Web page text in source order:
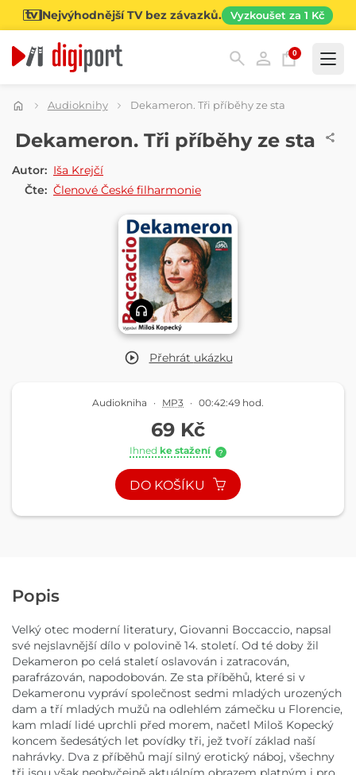
Nejvýhodnější TV bez závazků. Vyzkoušet za 1 Kč
0
Kategorie
Audioknihy Dekameron. Tři příběhy ze sta
Přehrát ukázku
AUDIOKNIHA
Dekameron. Tři příběhy ze sta
Autor: Iša Krejčí
Čte: Členové České filharmonie
Audiokniha · MP3 · 00:42:49 hod.
69 Kč
Ihned ke stažení ?
DO KOŠÍKU
Popis
Velký otec moderní literatury, Giovanni Boccaccio, napsal
své nejslavnější dílo v polovině 14. století. Od té doby žil
Dekameron po celá staletí oslavován i zatracován,
parafrázován, napodobován. Ze sta příběhů, které si v
Dekameronu vypráví společnost sedmi mladých urozených
dam a tří mladých mužů na odlehlém zámečku u Florencie,
kam mladí lidé uprchli před morem, načetl Miloš Kopecký
koncem šedesátých let povídky tři, jež tvoří základ naší
nahrávky. Dva z příběhů mají silný erotický náboj, všechny